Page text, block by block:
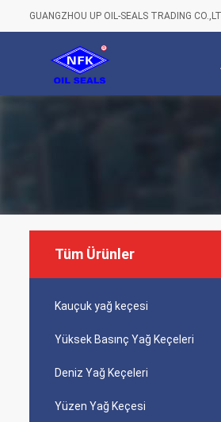
GUANGZHOU UP OIL-SEALS TRADING
Tüm Ürünler
Kauçuk yağ keçesi
Yüksek Basınç Yağ Keçeleri
Deniz Yağ Keçeleri
Yüzen Yağ Keçesi